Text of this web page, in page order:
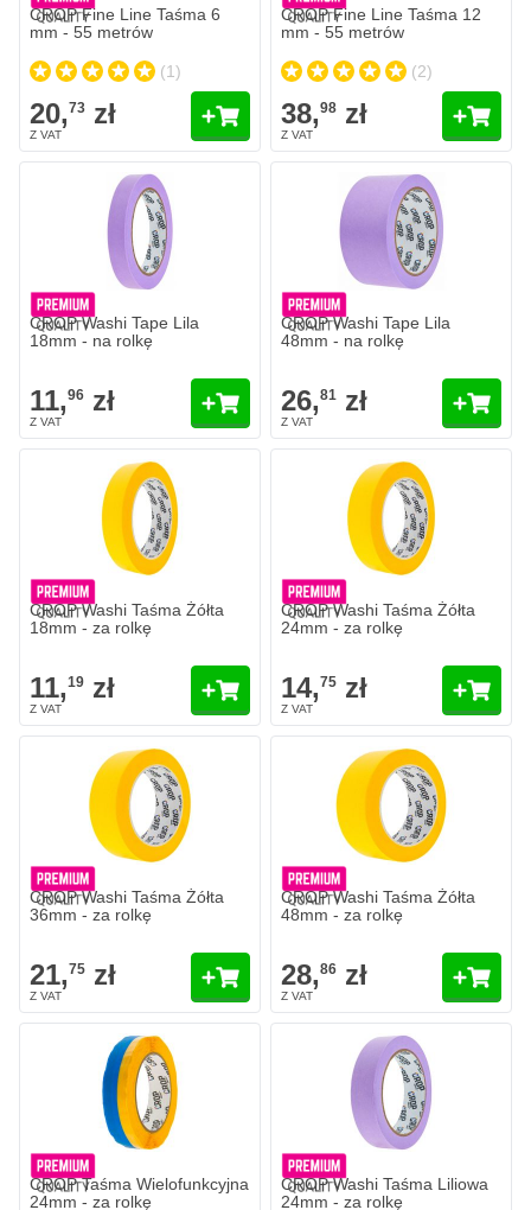
CROP Fine Line Taśma 6
mm - 55 metrów
(1)
20,73 zł
CROP Fine Line Taśma 12
mm - 55 metrów
(2)
38,98 zł
CROP Washi Tape Lila
18mm - na rolkę
11,96 zł
CROP Washi Tape Lila
48mm - na rolkę
26,81 zł
CROP Washi Taśma Żółta
18mm - za rolkę
11,19 zł
CROP Washi Taśma Żółta
24mm - za rolkę
14,75 zł
CROP Washi Taśma Żółta
36mm - za rolkę
21,75 zł
CROP Washi Taśma Żółta
48mm - za rolkę
28,86 zł
CROP Taśma Wielofunkcyjna
24mm - za rolkę
CROP Washi Taśma Liliowa
24mm - za rolkę